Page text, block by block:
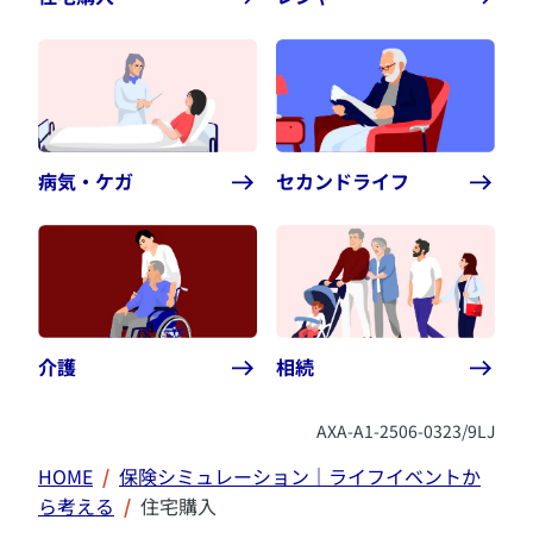
病気・ケガ セカンドライフ
介護 相続
AXA-A1-2506-0323/9LJ
HOME
保険シミュレーション｜ライフイベントか
ら考える
住宅購入